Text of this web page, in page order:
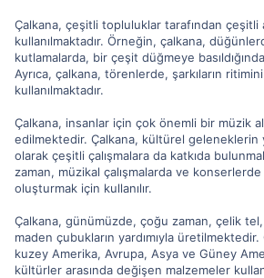
Çalkana, çeşitli topluluklar tarafından çeşitli
kullanılmaktadır. Örneğin, çalkana,
kutlamalarda, bir çeşit düğmeye
Ayrıca, çalkana, törenlerde, şarkıların
kullanılmaktadır.
Çalkana, insanlar için çok önemli bir müzik
edilmektedir. Çalkana, kültürel geleneklerin
olarak çeşitli çalışmalara da katkıda
zaman, müzikal çalışmalarda ve
oluşturmak için kullanılır.
Çalkana, günümüzde, çoğu zaman, çelik
maden çubukların yardımıyla
kuzey Amerika, Avrupa, Asya ve Güney
kültürler arasında değişen malzemeler